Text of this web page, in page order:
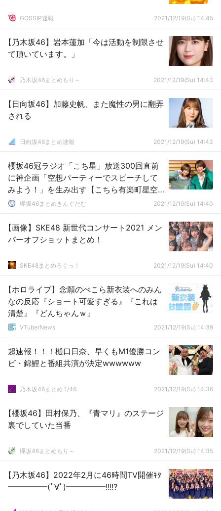
GOSSIP速報 2021/12/19(Su) 14:45
【乃木坂46】岩本蓮加「今は活動を制限させ
て頂いています。」
乃木坂46まとめもり～ 2021/12/19(Su) 14:43
【日向坂46】加藤史帆、また魔性の男に翻弄
される
日向坂46まとめ速報 2021/12/19(Su) 14:43
櫻坂46冠ラジオ「こち星」放送300回直前
に神企画「空想パーティーでスピーチして
みよう！」を生み出す【こちら有楽町星空
放送局】
欅坂46まとめきんぐだむ 2021/12/19(Su) 14:40
【画像】SKE48 新世代コンサート2021 メン
バーオフショットまとめ！
SKE48まとめろぐっ！ 2021/12/19(Su) 14:40
【ホロライブ】念願のぺこら新衣装へのみん
なの反応『ショート可愛すぎる』『これは
清楚』『どんちゃんｗ』
VTuberNews 2021/12/19(Su) 14:39
超速報！！！樋口日奈、早くもM1優勝コン
ビ・錦鯉と番組共演が決定wwwwww
乃木坂46まとめ 1/46 2021/12/19(Su) 14:36
【櫻坂46】田村保乃、『青マリ』のステージ
裏でしていた当番
欅坂46まとめもり～ 2021/12/19(Su) 14:35
【乃木坂46】2022年2月に46時間TV開催ｷﾀ
━━━━━(ﾟ∀ﾟ)━━━━━!!!!?